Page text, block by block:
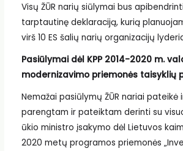
Visų ŽŪR narių siūlymai bus
tarptautinę deklaraciją, kurią
virš 10 ES šalių narių organizacijų
Pasiūlymai dėl KPP 2014-2020 m.
modernizavimo priemonės taisyklių
Nemažai pasiūlymų ŽŪR nariai pateikė
parengtam ir pateiktam derinti su
ūkio ministro įsakymo dėl Lietuvos
2020 metų programos priemonės